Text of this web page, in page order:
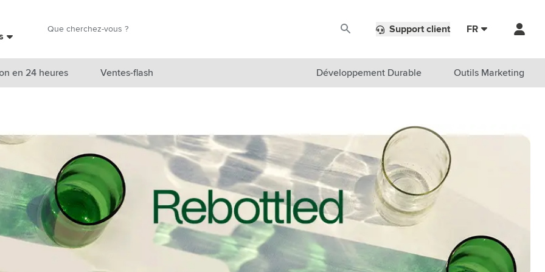
Marques
Thèmes
Accessoires boissons
Sacs & Voyage
Cuisiner & Vivre
Produits de soin
Support client FR
en 24 heures Ventes-flash Développement Durable Outils Marketing